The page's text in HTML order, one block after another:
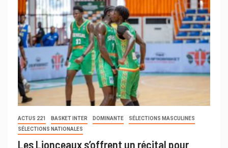
ACTUS 221 BASKET INTER DOMINANTE
SÉLECTIONS MASCULINES
SÉLECTIONS NATIONALES
Les Lionceaux s’offrent un récital pour